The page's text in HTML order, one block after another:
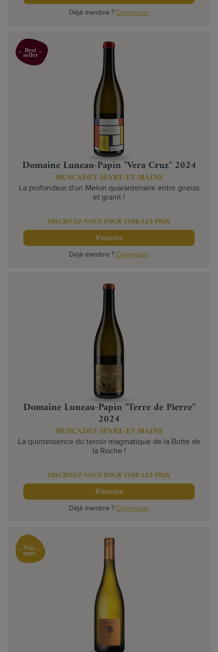
Déjà membre ? Connexion
Domaine Luneau-Papin "Vera Cruz" 2024
MUSCADET-SÈVRE-ET-MAINE
La profondeur d'un Melon quarantenaire entre gneiss
et granit !
INSCRIVEZ-VOUS POUR VOIR LES PRIX
S'inscrire
Déjà membre ? Connexion
Domaine Luneau-Papin "Terre de Pierre"
2024
MUSCADET-SÈVRE-ET-MAINE
La quintessence du terroir magmatique de la Butte de
la Roche !
INSCRIVEZ-VOUS POUR VOIR LES PRIX
S'inscrire
Déjà membre ? Connexion